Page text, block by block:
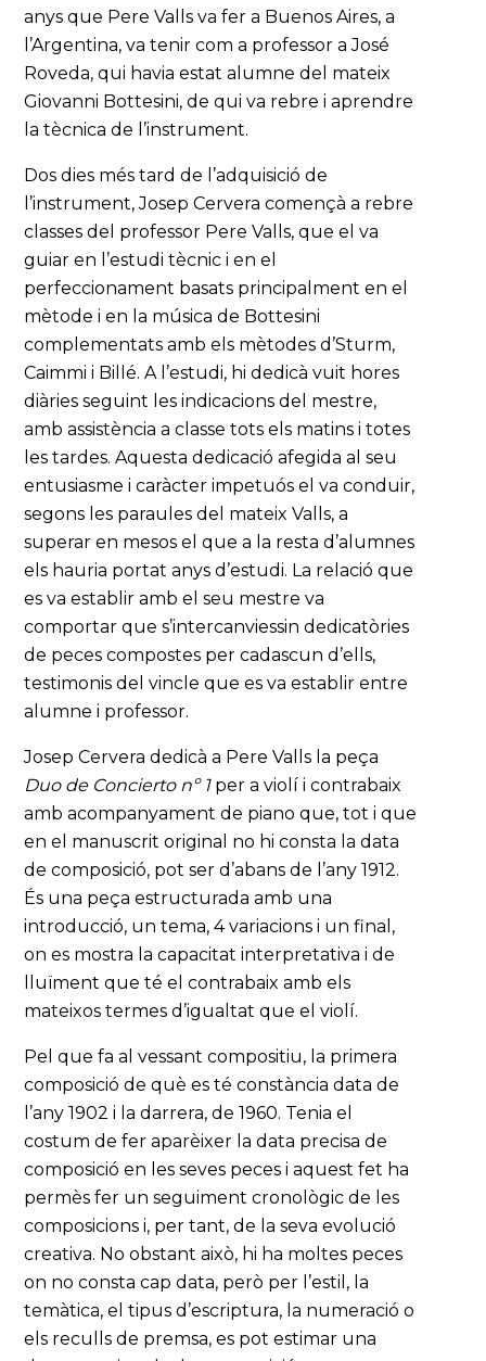
anys que Pere Valls va fer a Buenos Aires, a
l’Argentina, va tenir com a professor a José
Roveda, qui havia estat alumne del mateix
Giovanni Bottesini, de qui va rebre i aprendre
la tècnica de l’instrument.
Dos dies més tard de l’adquisició de
l’instrument, Josep Cervera començà a rebre
classes del professor Pere Valls, que el va
guiar en l’estudi tècnic i en el
perfeccionament basats principalment en el
mètode i en la música de Bottesini
complementats amb els mètodes d’Sturm,
Caimmi i Billé. A l’estudi, hi dedicà vuit hores
diàries seguint les indicacions del mestre,
amb assistència a classe tots els matins i totes
les tardes. Aquesta dedicació afegida al seu
entusiasme i caràcter impetuós el va conduir,
segons les paraules del mateix Valls, a
superar en mesos el que a la resta d’alumnes
els hauria portat anys d’estudi. La relació que
es va establir amb el seu mestre va
comportar que s’intercanviessin dedicatòries
de peces compostes per cadascun d’ells,
testimonis del vincle que es va establir entre
alumne i professor.
Josep Cervera dedicà a Pere Valls la peça
Duo de Concierto nº 1per a violí i contrabaix
amb acompanyament de piano que, tot i que
en el manuscrit original no hi consta la data
de composició, pot ser d’abans de l’any 1912.
És una peça estructurada amb una
introducció, un tema, 4 variacions i un final,
on es mostra la capacitat interpretativa i de
lluïment que té el contrabaix amb els
mateixos termes d’igualtat que el violí.
Pel que fa al vessant compositiu, la primera
composició de què es té constància data de
l’any 1902 i la darrera, de 1960. Tenia el
costum de fer aparèixer la data precisa de
composició en les seves peces i aquest fet ha
permès fer un seguiment cronològic de les
composicions i, per tant, de la seva evolució
creativa. No obstant això, hi ha moltes peces
on no consta cap data, però per l’estil, la
temàtica, el tipus d’escriptura, la numeració o
els reculls de premsa, es pot estimar una